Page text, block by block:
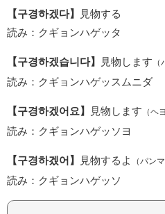
【구경하겠다】
見物する
読み：クギョンハゲッタ
【구경하겠습니다】 見物します （
読み：クギョンハゲッスムニダ
【구경하겠어요】 見物します （ヘ
読み：クギョンハゲッソヨ
【구경하겠어】 見物するよ （パンマ
読み：クギョンハゲッソ